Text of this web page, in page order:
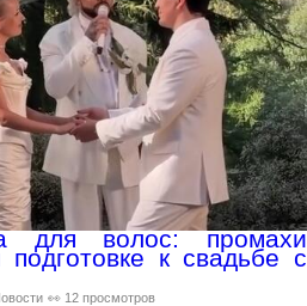
для волос: промахи
к свадьбе с
👀 12 просмотров